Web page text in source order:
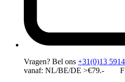
Vragen? Bel ons +31(0)13
vanaf: NL/BE/DE >€79.-